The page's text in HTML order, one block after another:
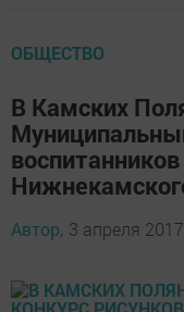
ОБЩЕСТВО
В Камских
Автор, 3 апреля